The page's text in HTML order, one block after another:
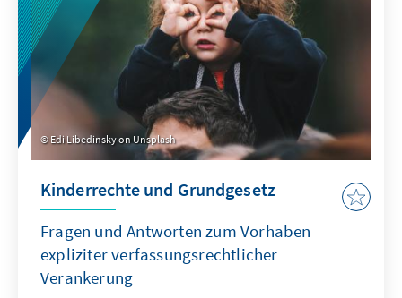
Edi Libedinsky on Unsplash
Kinderrechte und Grundgesetz
Fragen und Antworten zum Vorhaben
expliziter verfassungsrechtlicher
Verankerung